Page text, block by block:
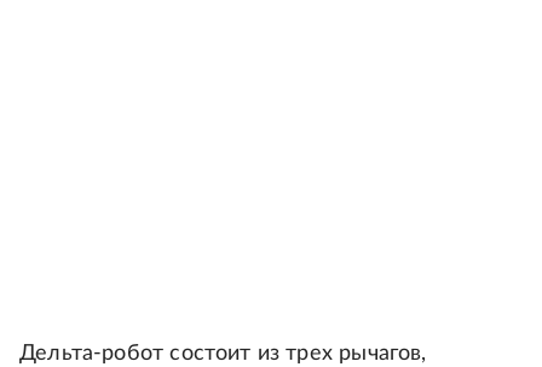
Дельта-робот состоит из трех рычагов,